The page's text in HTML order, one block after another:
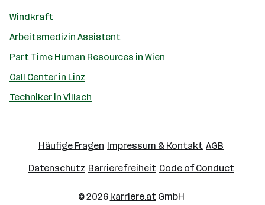
Windkraft
Arbeitsmedizin Assistent
Part Time Human Resources in Wien
Call Center in Linz
Techniker in Villach
Häufige Fragen Impressum & Kontakt AGB
Datenschutz Barrierefreiheit Code of Conduct
© 2026 karriere.at GmbH